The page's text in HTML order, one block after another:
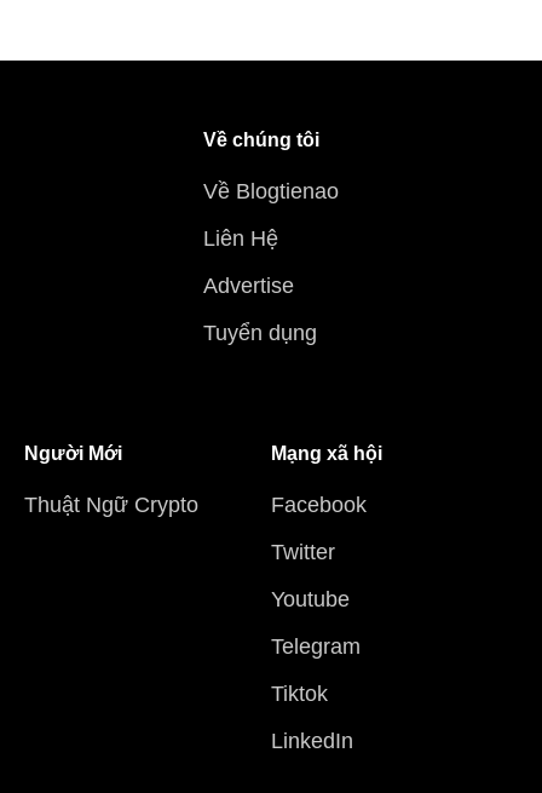
Về chúng tôi
Về Blogtienao
Liên Hệ
Advertise
Tuyển dụng
Người Mới
Thuật Ngữ Crypto
Mạng xã hội
Facebook
Twitter
Youtube
Telegram
Tiktok
LinkedIn